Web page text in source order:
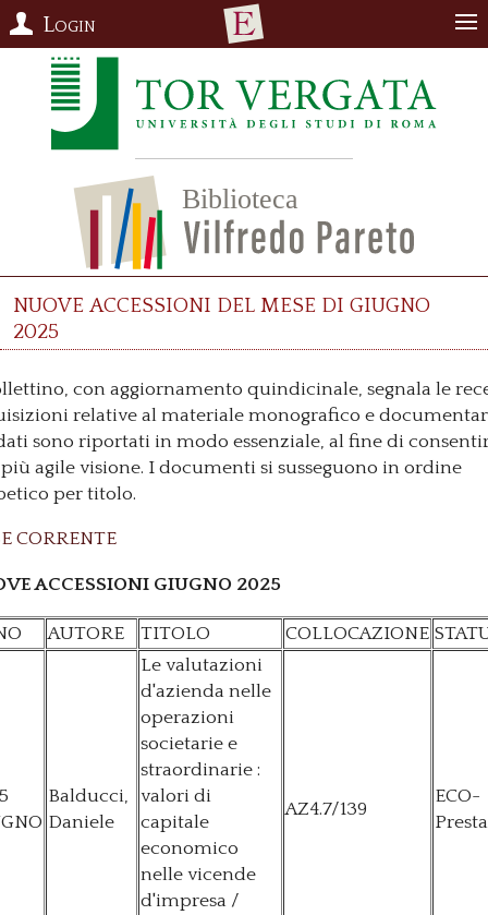
Login
Nuove accessioni del mese di giugno
2025
con aggiornamento quindicinale, segnala le
relative al materiale monografico e
sono riportati in modo essenziale, al fine di
agile visione. I documenti si susseguono in ordine
per titolo.
CORRENTE
ACCESSIONI GIUGNO 2025
AUTORE TITOLO COLLOCAZIONE
Balducci,
Daniele
Le valutazioni
d'azienda nelle
operazioni
societarie e
straordinarie :
valori di
capitale
economico
nelle vicende
d'impresa /
AZ4.7/139
ECO-